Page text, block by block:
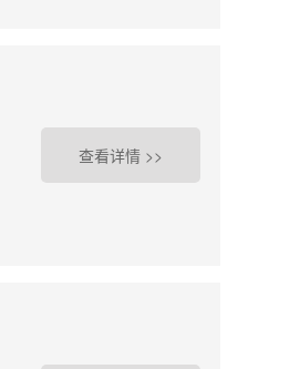
查看详情 >>